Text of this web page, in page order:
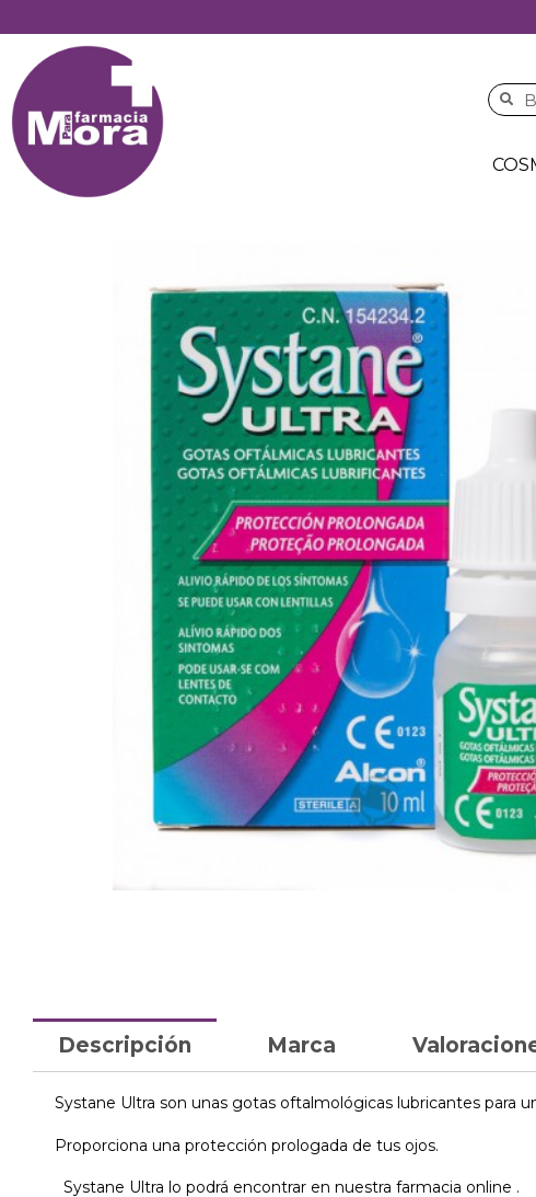
Descripción Marca
Systane Ultra son unas gotas oftalmológicas lubricantes para
Proporciona una protección prologada de tus ojos.
Systane Ultra lo podrá encontrar en nuestra farmacia online .